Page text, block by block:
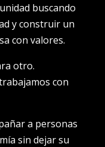
buscando
y construir un
con valores.
otro.
con
a personas
sin dejar su